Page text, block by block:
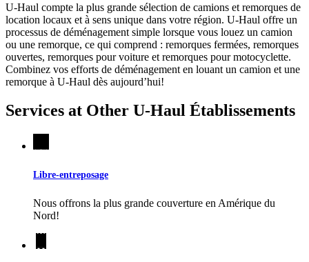
U-Haul compte la plus grande sélection de camions et remorques de
location locaux et à sens unique dans votre région. U-Haul offre un
processus de déménagement simple lorsque vous louez un camion
ou une remorque, ce qui comprend : remorques fermées, remorques
ouvertes, remorques pour voiture et remorques pour motocyclette.
Combinez vos efforts de déménagement en louant un camion et une
remorque à U-Haul dès aujourd’hui!
Services at Other U-Haul Établissements
Libre-entreposage
Nous offrons la plus grande couverture en Amérique du
Nord!